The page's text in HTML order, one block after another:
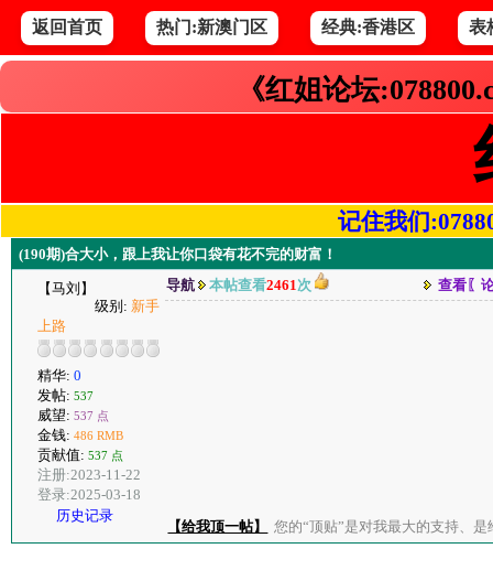
返回首页 热门:新澳门区 经典:香港区 表
《红姐论坛
记住我们
(190期)合大小，跟上我让你口袋有花不完的财富！
【马刘】
级别: 新手
上路
精华: 0
发帖: 537
威望: 537 点
金钱: 486 RMB
贡献值: 537 点
注册:2023-11-22
登录:2025-03-18
历史记录
导航 本帖查看2461次 查看〖
【给我顶一帖】 您的“顶贴”是对我最大的支持、